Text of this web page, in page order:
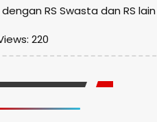
RS Swasta dan RS
220